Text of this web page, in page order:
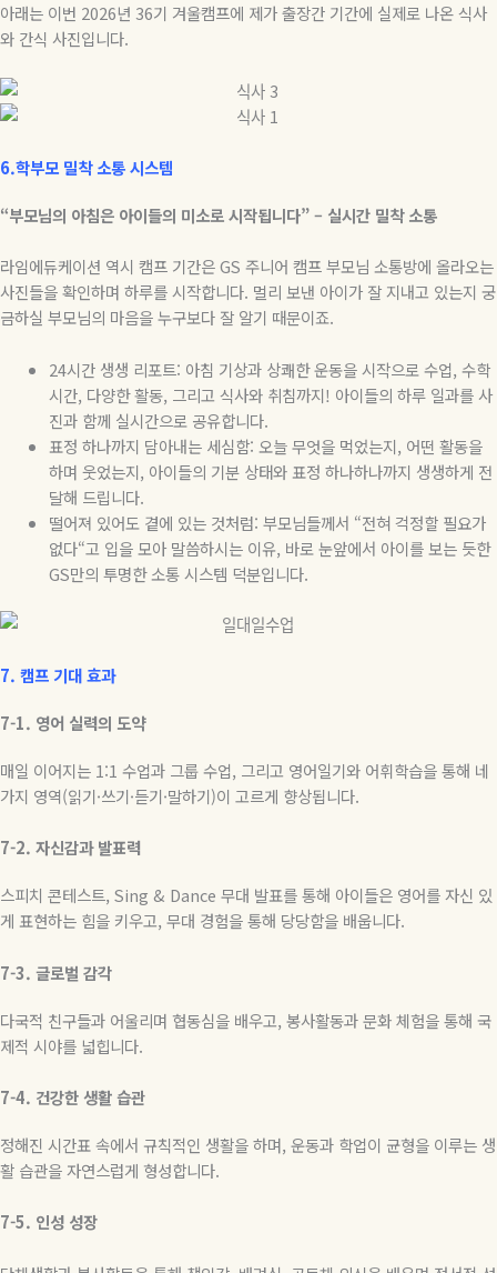
아래는 이번 2026년 36기 겨울캠프에 제가 출장간 기간에 실제로 나온 식사
와 간식 사진입니다.
6.학부모 밀착 소통 시스템
“부모님의 아침은 아이들의 미소로시작됩니다” – 실시간 밀착 소통
라임에듀케이션 역시 캠프 기간은GS 주니어 캠프 부모님 소통방에 올라오는
사진들을 확인하며 하루를 시작합니다. 멀리 보낸 아이가 잘 지내고 있는지 궁
금하실 부모님의 마음을 누구보다 잘 알기 때문이죠.
24시간 생생 리포트: 아침 기상과 상쾌한 운동을 시작으로 수업, 수학
시간, 다양한 활동, 그리고 식사와 취침까지! 아이들의 하루 일과를 사
진과 함께 실시간으로 공유합니다.
표정 하나까지 담아내는 세심함: 오늘 무엇을 먹었는지, 어떤 활동을
하며 웃었는지, 아이들의 기분 상태와 표정 하나하나까지 생생하게 전
달해 드립니다.
떨어져 있어도 곁에 있는 것처럼: 부모님들께서 “전혀 걱정할 필요가
없다“고 입을 모아 말씀하시는 이유, 바로 눈앞에서 아이를 보는 듯한
GS만의 투명한 소통 시스템 덕분입니다.
7. 캠프 기대효과
7-1. 영어 실력의 도약
매일 이어지는 1:1 수업과 그룹 수업, 그리고 영어일기와 어휘학습을 통해 네
가지 영역(읽기·쓰기·듣기·말하기)이 고르게 향상됩니다.
7-2. 자신감과 발표력
스피치 콘테스트, Sing & Dance 무대 발표를 통해 아이들은 영어를 자신 있
게 표현하는 힘을 키우고, 무대 경험을 통해 당당함을 배웁니다.
7-3. 글로벌 감각
다국적 친구들과 어울리며 협동심을 배우고, 봉사활동과 문화 체험을 통해 국
제적 시야를 넓힙니다.
7-4. 건강한생활습관
정해진 시간표 속에서 규칙적인 생활을 하며, 운동과 학업이 균형을 이루는 생
활 습관을 자연스럽게 형성합니다.
7-5. 인성 성장